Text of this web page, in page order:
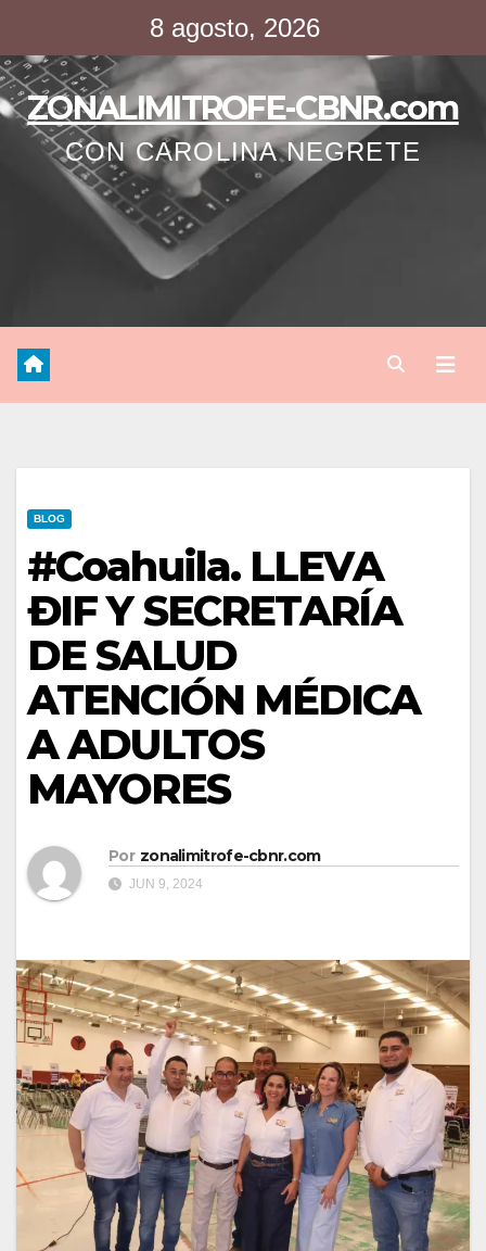
contenido
8 agosto, 2026
ZONALIMITROFE-CBNR.com
CON CAROLINA NEGRETE
BLOG
#Coahuila. LLEVA
ÐIF Y SECRETARÍA
DE SALUD
ATENCIÓN MÉDICA
A ADULTOS
MAYORES
Por zonalimitrofe-cbnr.com
JUN 9, 2024